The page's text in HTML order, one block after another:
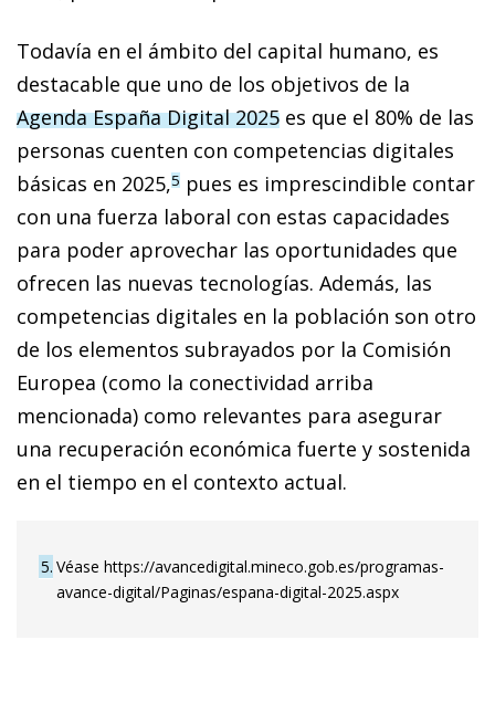
Todavía en el ámbito del capital humano, es
destacable que uno de los objetivos de la
Agenda España Digital 2025 es que el 80% de las
personas cuenten con competencias digitales
básicas en 2025,5 pues es imprescindible contar
con una fuerza laboral con estas capacidades
para poder aprovechar las oportunidades que
ofrecen las nuevas tecnologías. Además, las
competencias digitales en la población son otro
de los elementos subrayados por la Comisión
Europea (como la conectividad arriba
mencionada) como relevantes para asegurar
una recuperación económica fuerte y sostenida
en el tiempo en el contexto actual.
5 Véase https://avancedigital.mineco.gob.es/programas-
avance-digital/Paginas/espana-digital-2025.aspx